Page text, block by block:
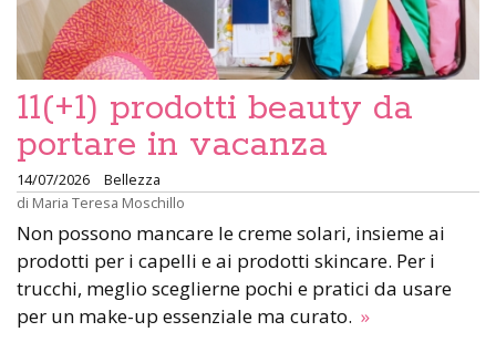
11(+1) prodotti beauty da
portare in vacanza
14/07/2026
Bellezza
di Maria Teresa Moschillo
Non possono mancare le creme solari, insieme ai
prodotti per i capelli e ai prodotti skincare. Per i
trucchi, meglio sceglierne pochi e pratici da usare
per un make-up essenziale ma curato. »